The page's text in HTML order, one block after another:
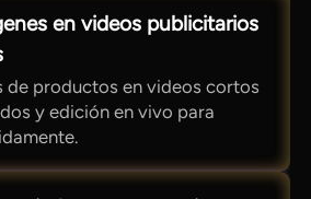
en videos publicitarios
de productos en videos cortos
y edición en vivo para